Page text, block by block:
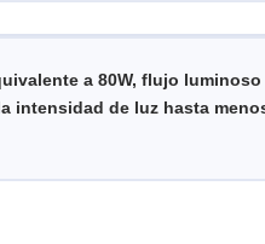
a 80W, flujo
intensidad de luz hasta